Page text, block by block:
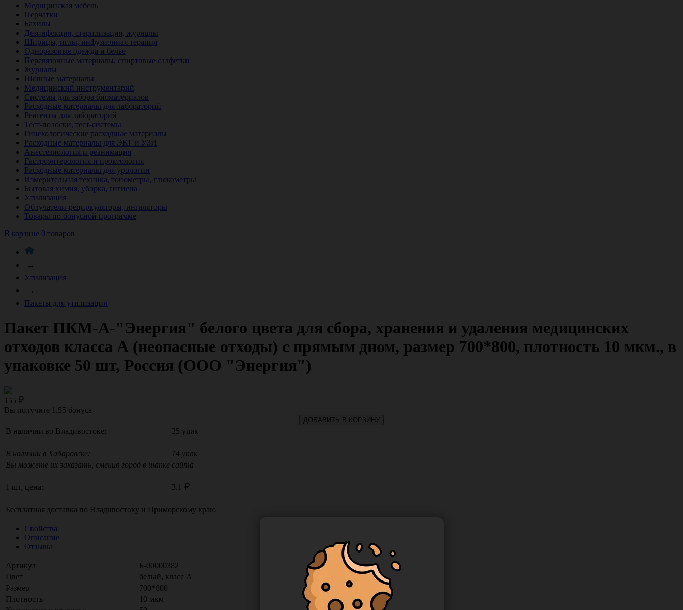
Медицинская мебель
Перчатки
Бахилы
Дезинфекция, стерилизация, журналы
Шприцы, иглы, инфузионная терапия
Одноразовые одежда и белье
Перевязочные материалы, спиртовые салфетки
Журналы
Шовные материалы
Медицинский инструментарий
Системы для забора биоматериалов
Расходные материалы для лабораторий
Реагенты для лабораторий
Тест-полоски, тест-системы
Гинекологические расходные материалы
Расходные материалы для ЭКГ и УЗИ
Анестезиология и реанимация
Гастроэнтерология и проктология
Расходные материалы для урологии
Измерительная техника, тонометры, глюкометры
Бытовая химия, уборка, гигиена
Утилизация
Облучатели-рециркуляторы, ингаляторы
Товары по бонусной программе
В корзине 0 товаров
→
Утилизация
→
Пакеты для утилизации
Пакет ПКМ-А-"Энергия" белого цвета для сбора, хранения и удаления медицинских
отходов класса А (неопасные отходы) с прямым дном, размер 700*800, плотность 10 мкм., в
упаковке 50 шт, Россия (ООО "Энергия")
155
Вы получите 1.55 бонуса
ДОБАВИТЬ В КОРЗИНУ
В наличии во Владивостоке: 25 упак
В наличии в Хабаровске:
14 упак
Вы можете их заказать, сменив город в шапке сайта
1 шт, цена: 3.1
Бесплатная доставка по Владивостоку и Приморскому краю
Свойства
Описание
Отзывы
Артикул
Б-00000382
Цвет
белый, класс А
Размер
700*800
Плотность
10 мкм